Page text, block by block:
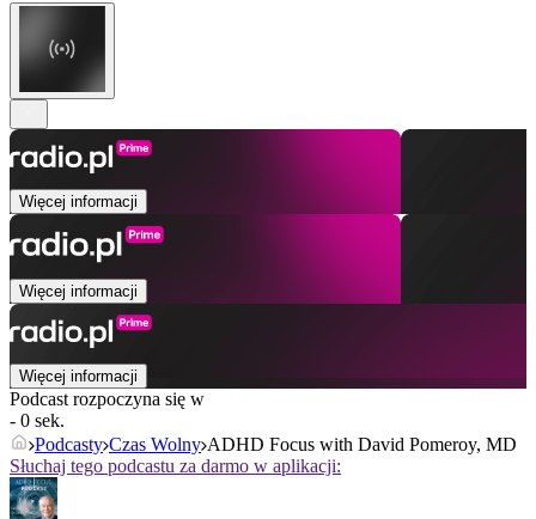
Więcej informacji
Więcej informacji
Więcej informacji
Podcast rozpoczyna się w
- 0 sek.
Podcasty Czas Wolny ADHD Focus with David Pomeroy, MD
Słuchaj tego podcastu za darmo w aplikacji: